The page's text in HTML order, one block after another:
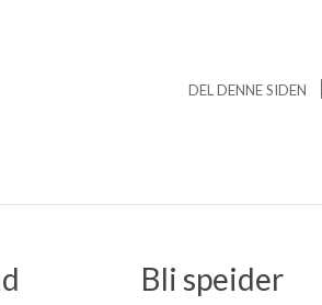
DEL DENNE SIDEN
Bli speider